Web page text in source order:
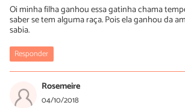
fotos de balinês no Google imagens.
Oi minha filha ganhou essa gatinha chama
saber se tem alguma raça. Pois ela ganhou da
sabia.
Responder
Rosemeire
04/10/2018